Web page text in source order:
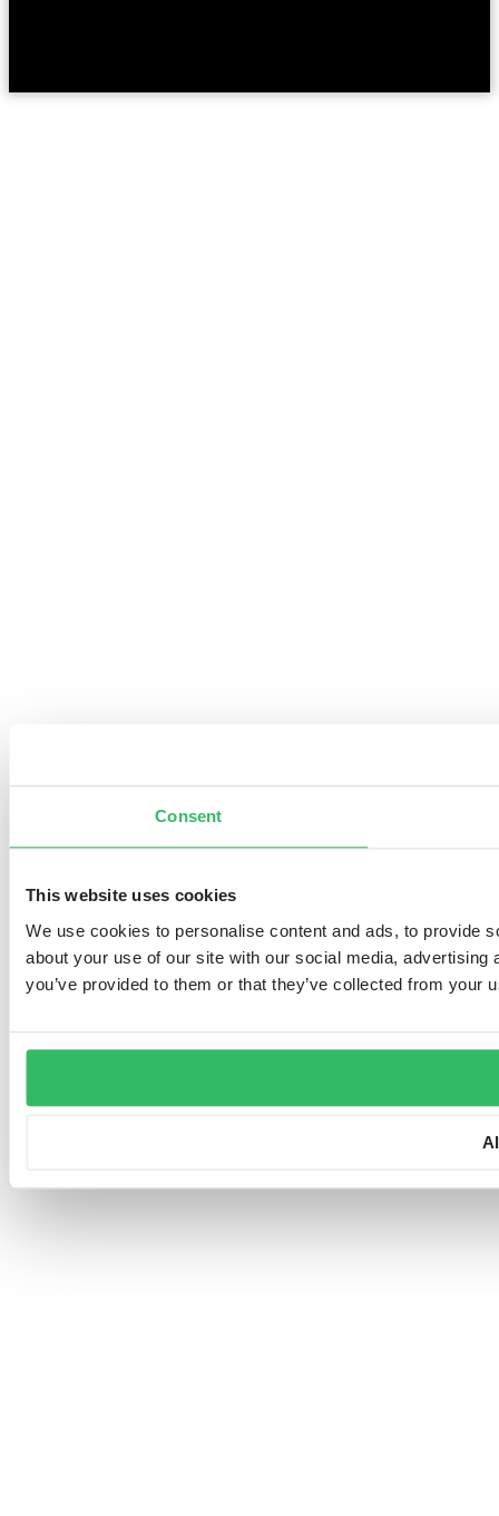
Consent
This website uses cookies
We use cookies to personalise content and ads, to provide
about your use of our site with our social media,
you’ve provided to them or that they’ve collected from your